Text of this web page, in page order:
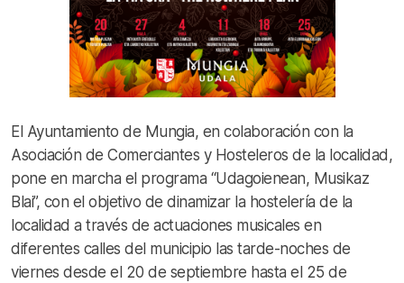
El Ayuntamiento de Mungia, en colaboración con la
Asociación de Comerciantes y Hosteleros de la localidad,
pone en marcha el programa “Udagoienean, Musikaz
Blai”, con el objetivo de dinamizar la hostelería de la
localidad a través de actuaciones musicales en
diferentes calles del municipio las tarde-noches de
viernes desde el 20 de septiembre hasta el 25 de